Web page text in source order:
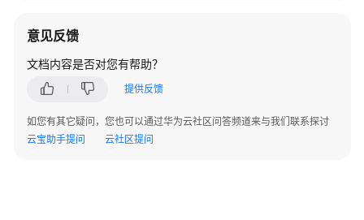
迁
移
旅
（旧
版）
意见反馈
文档内容是否对您有帮助？
提供反馈
如您有其它疑问，您也可以通过华为云社区问答频道来与我们联系探讨
云宝助手提问
云社区提问